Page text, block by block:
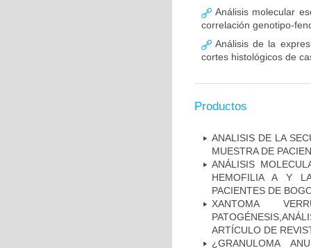
Análisis molecular
correlación genotipo-
Análisis de la
cortes histológicos de
Productos
ANALISIS DE LA
MUESTRA DE
ANÁLISIS
HEMOFILIA A Y
PACIENTES DE
XANTOMA
ARTÍCULO DE
¿GRANULOMA